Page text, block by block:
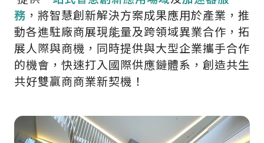
務 ，將智慧創新解決方案成果應用於產業，推
動各進駐廠商展現能量及跨領域異業合作，拓
展人際與商機，同時提供與大型企業攜手合作
的機會，快速打入國際供應鏈體系，創造共生
共好雙贏商商業新契機！